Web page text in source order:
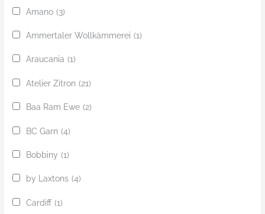
Amano (3)
Ammertaler Wollkämmerei (1)
Araucania (1)
Atelier Zitron (21)
Baa Ram Ewe (2)
BC Garn (4)
Bobbiny (1)
by Laxtons (4)
Cardiff (1)